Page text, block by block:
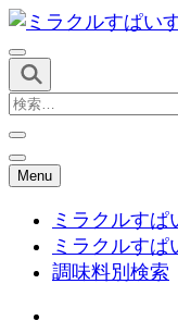
コ
ン
テ
ン
へ
ス
(Enter
ミラクル
ピサイト
検
索:
Menu
ミラクルすぱ
ミラクルすぱ
調味料別検索